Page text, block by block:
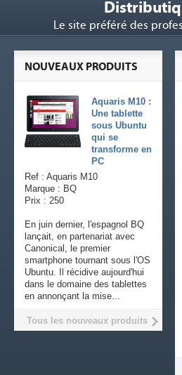
Le site préféré des
NOUVEAUX PRODUITS
Aquaris M10 :
Une tablette
sous Ubuntu
qui se
transforme en
PC
Ref : Aquaris M10
Marque : BQ
Prix : 250
En juin dernier, l'espagnol BQ
lançait, en partenariat avec
Canonical, le premier
smartphone tournant sous l'OS
Ubuntu. Il récidive aujourd'hui
dans le domaine des tablettes
en annonçant la mise...
Tous les nouveaux produits